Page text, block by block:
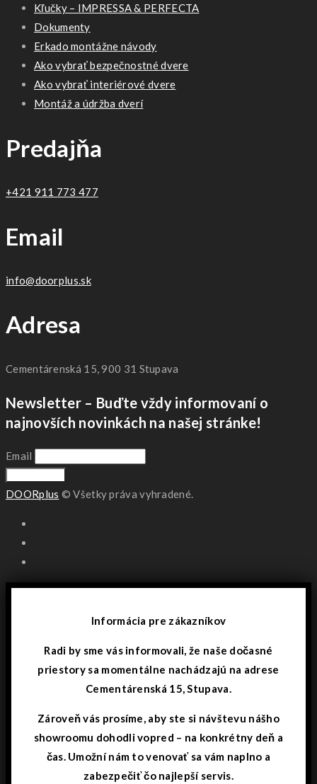
Kľučky – IMPRESSA & PERFECTA
Dokumenty
Erkado montážne návody
Ako vybrať bezpečnostné dvere
Ako vybrať interiérové dvere
Montáž a údržba dverí
Predajňa
+421 911 773 477
Email
info@doorplus.sk
Adresa
Cementárenská 15, 900 31 Stupava
Newsletter – Buďte vždy informovaní o
najnovších novinkách na našej stránke!
Email
DOORplus © Všetky práva vyhradené.
Informácia pre zákazníkov
Radi by sme vás informovali, že naše dočasné
priestory sa momentálne nachádzajú na adrese
Cementárenská 15, Stupava.
Zároveň vás prosíme, aby ste si návštevu nášho
showroomu dohodli vopred – na konkrétny deň a
čas. Umožní nám to venovať sa vám naplno a
zabezpečiť čo najlepší servis.